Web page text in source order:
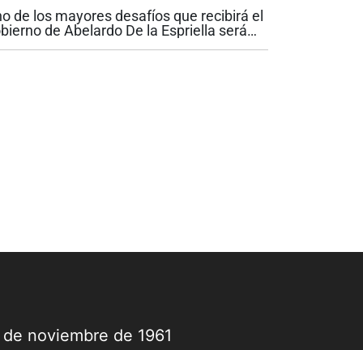
de los mayores desafíos que recibirá el
de Abelardo De la Espriella será
noviembre de 1961